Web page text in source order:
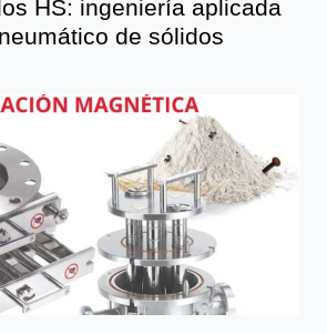
HS: ingeniería aplicada
de sólidos